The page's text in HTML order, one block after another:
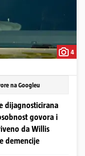
4
na Googleu
dijagnosticirana
govora i
da Willis
demencije